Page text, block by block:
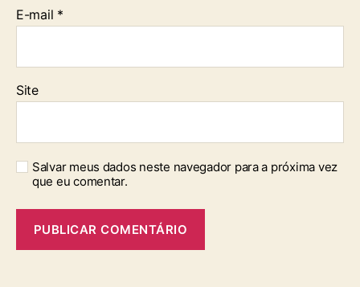
E-mail *
Site
Salvar meus dados neste navegador para a próxima vez
que eu comentar.